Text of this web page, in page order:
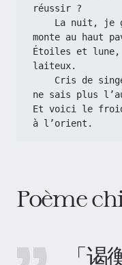
réussir ?
monte au haut
Étoiles et lune,
laiteux.
ne sais plus
Et voici le
à l’orient.
Poème
「